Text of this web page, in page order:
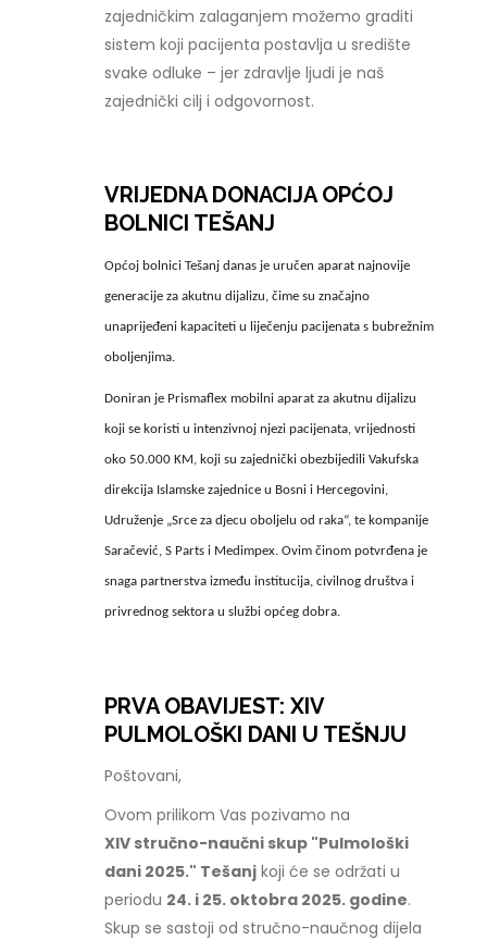
zajedničkim zalaganjem možemo graditi
sistem koji pacijenta postavlja u središte
svake odluke – jer zdravlje ljudi je naš
zajednički cilj i odgovornost.
VRIJEDNA DONACIJA OPĆOJ
BOLNICI TEŠANJ
Općoj bolnici Tešanj danas je uručen aparat najnovije
generacije za akutnu dijalizu, čime su značajno
unaprijeđeni kapaciteti u liječenju pacijenata s bubrežnim
oboljenjima.
Doniran je Prismaflex mobilni aparat za akutnu dijalizu
koji se koristi u intenzivnoj njezi pacijenata, vrijednosti
oko 50.000 KM, koji su zajednički obezbijedili Vakufska
direkcija Islamske zajednice u Bosni i Hercegovini,
Udruženje „Srce za djecu oboljelu od raka“, te kompanije
Saračević, S Parts i Medimpex. Ovim činom potvrđena je
snaga partnerstva između institucija, civilnog društva i
privrednog sektora u službi općeg dobra.
PRVA OBAVIJEST: XIV
PULMOLOŠKI DANI U TEŠNJU
Poštovani,
Ovom prilikom Vas pozivamo na
XIV stručno-naučni skup "Pulmološki
dani 2025." Tešanj koji će se održati u
periodu 24. i 25. oktobra 2025. godine.
Skup se sastoji od stručno-naučnog dijela